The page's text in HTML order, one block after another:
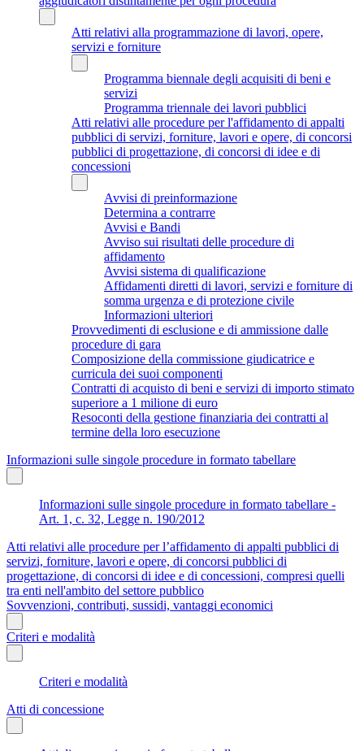
Atti relativi alla programmazione di lavori, opere,
servizi e forniture
Programma biennale degli acquisiti di beni e
servizi
Programma triennale dei lavori pubblici
Atti relativi alle procedure per l'affidamento di appalti
pubblici di servizi, forniture, lavori e opere, di concorsi
pubblici di progettazione, di concorsi di idee e di
concessioni
Avvisi di preinformazione
Determina a contrarre
Avvisi e Bandi
Avviso sui risultati delle procedure di
affidamento
Avvisi sistema di qualificazione
Affidamenti diretti di lavori, servizi e forniture di
somma urgenza e di protezione civile
Informazioni ulteriori
Provvedimenti di esclusione e di ammissione dalle
procedure di gara
Composizione della commissione giudicatrice e
curricula dei suoi componenti
Contratti di acquisto di beni e servizi di importo stimato
superiore a 1 milione di euro
Resoconti della gestione finanziaria dei contratti al
termine della loro esecuzione
Informazioni sulle singole procedure in formato tabellare
Informazioni sulle singole procedure in formato tabellare -
Art. 1, c. 32, Legge n. 190/2012
Atti relativi alle procedure per l’affidamento di appalti pubblici di
servizi, forniture, lavori e opere, di concorsi pubblici di
progettazione, di concorsi di idee e di concessioni, compresi quelli
tra enti nell'ambito del settore pubblico
Sovvenzioni, contributi, sussidi, vantaggi economici
Criteri e modalità
Criteri e modalità
Atti di concessione